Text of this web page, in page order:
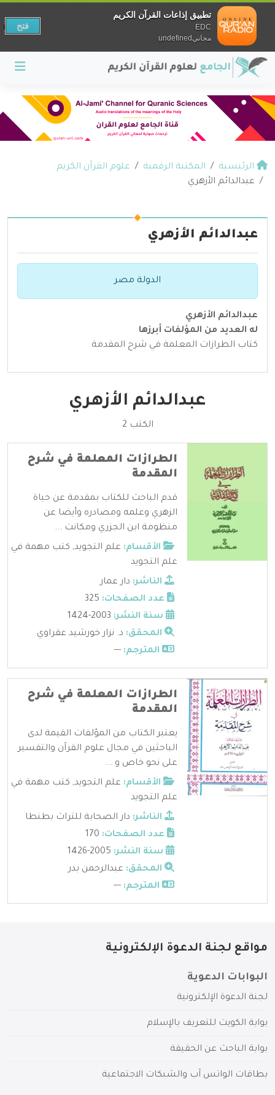
الرئيسية المكتبة الرقمية
علوم القرآن الكريم
عبدالدائم الأزهري
عبدالدائم الأزهري
الدولة مصر
عبدالدائم الأزهري
له العديد من المؤلفات أبرزها
كتاب الطرازات المعلمة في شرح المقدمة
عبدالدائم الأزهري
الكتب 2
الطرازات المعلمة في شرح
المقدمة
قدم الباحث للكتاب بمقدمة عن حياة
الزهري وعلمه ومصادره وأيضا عن
منظومة ابن الجزري ومكانت ...
الأقسام: علم التجويد, كتب مهمة في
علم التجويد
الناشر: دار عمار
عدد الصفحات:
سنة النشر:
المحقق: د. نزار خورشيد عقراوي
المترجم: ---
الطرازات المعلمة في شرح
المقدمة
يعتبر الكتاب من المؤلفات القيمة لدى
الباحثين في مجال علوم القرآن والتفسير
على نحو خاص و ...
الأقسام: علم التجويد, كتب مهمة في
علم التجويد
الناشر: دار الصحابة للتراث بطنطا
عدد الصفحات:
سنة النشر:
المحقق: عبدالرحمن بدر
المترجم: ---
مواقع لجنة الدعوة الإلكترونية
البوابات الدعوية
لجنة الدعوة الإلكترونية
بوابة الكويت للتعريف بالإسلام
بوابة الباحث عن الحقيقة
بطاقات الواتس آب والشبكات الاجتماعية
تطبيق إذاعات القرآن الكريم
EDC
مجانيundefined
فتح